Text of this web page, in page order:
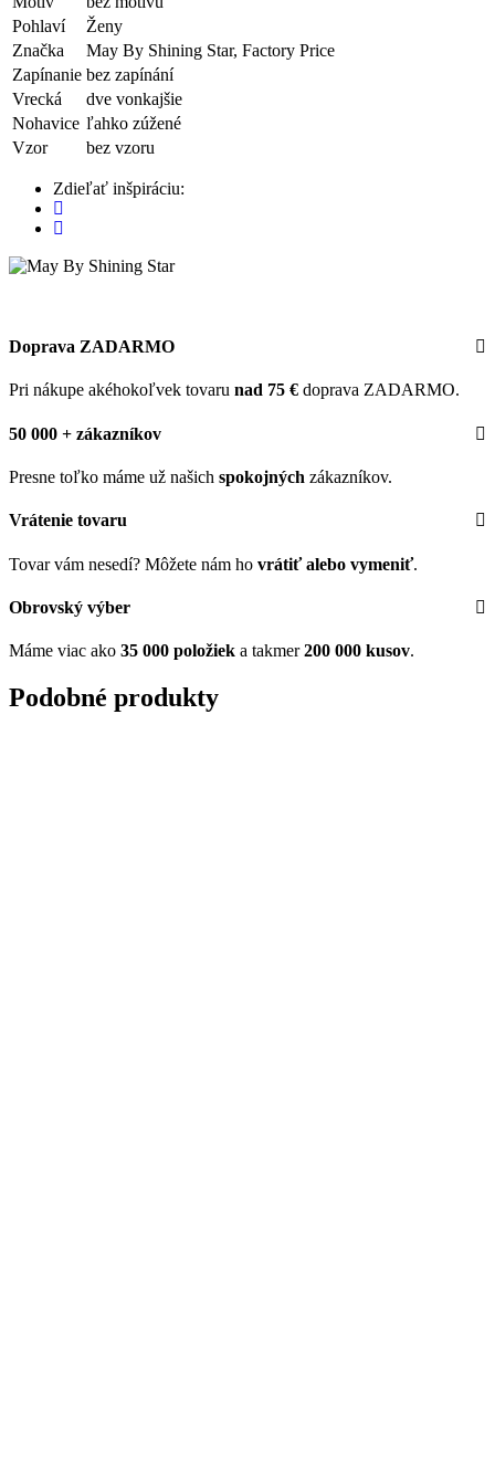
Pohlaví
Ženy
Značka
May By Shining Star, Factory Price
Zapínanie bez zapínání
Vrecká
dve vonkajšie
Nohavice ľahko zúžené
Vzor
bez vzoru
Zdieľať inšpiráciu:
Doprava ZADARMO
Pri nákupe akéhokoľvek tovaru nad 75 € doprava ZADARMO.
50 000 + zákazníkov
Presne toľko máme už našich spokojných zákazníkov.
Vrátenie tovaru
Tovar vám nesedí? Môžete nám ho vrátiť alebo vymeniť.
Obrovský výber
Máme viac ako 35 000 položiek a takmer200 000 kusov.
Podobné produkty